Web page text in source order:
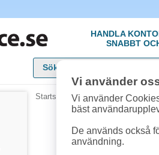
HANDLA
SNABBT
Startsida »Sortering, Förvaring»
Vi använder
Vi använder
bäst
De används också
användning.